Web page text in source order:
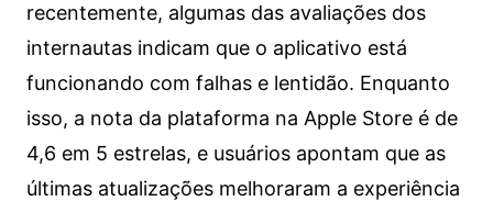
recentemente, algumas das avaliações dos
internautas indicam que o aplicativo está
funcionando com falhas e lentidão. Enquanto
isso, a nota da plataforma na Apple Store é de
4,6 em 5 estrelas, e usuários apontam que as
últimas atualizações melhoraram a experiência